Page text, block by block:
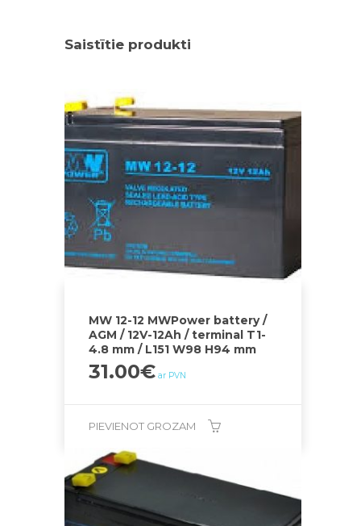
Saistītie produkti
MW 12-12 MWPower battery /
AGM / 12V-12Ah / terminal T1-
4.8 mm / L151 W98 H94 mm
31.00€ ar PVN
PIEVIENOT GROZAM